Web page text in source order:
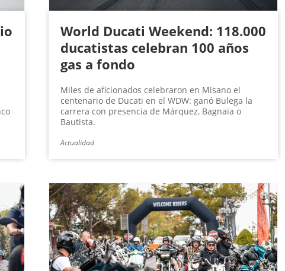
World Ducati Weekend: 118.000
ducatistas celebran 100 años
gas a fondo
Miles de aficionados celebraron en Misano el
centenario de Ducati en el WDW: ganó Bulega la
carrera con presencia de Márquez, Bagnaia o
Bautista.
Actualidad